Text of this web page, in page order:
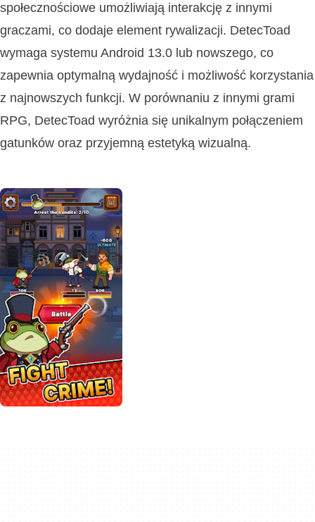
społecznościowe umożliwiają interakcję z innymi
graczami, co dodaje element rywalizacji. DetecToad
wymaga systemu Android 13.0 lub nowszego, co
zapewnia optymalną wydajność i możliwość korzystania
z najnowszych funkcji. W porównaniu z innymi grami
RPG, DetecToad wyróżnia się unikalnym połączeniem
gatunków oraz przyjemną estetyką wizualną.